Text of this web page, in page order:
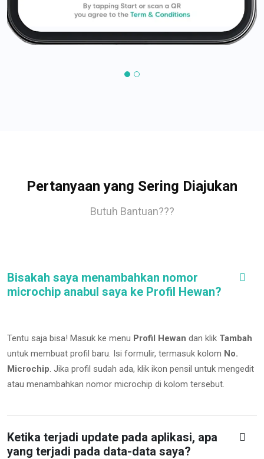
Pertanyaan yang Sering Diajukan
Butuh Bantuan???
Bisakah saya menambahkan nomor
microchip anabul saya ke Profil Hewan?
Tentu saja bisa! Masuk ke menu Profil Hewan dan klik Tambah
untuk membuat profil baru. Isi formulir, termasuk kolom No.
Microchip. Jika profil sudah ada, klik ikon pensil untuk mengedit
atau menambahkan nomor microchip di kolom tersebut.
Ketika terjadi update pada aplikasi, apa
yang terjadi pada data-data saya?